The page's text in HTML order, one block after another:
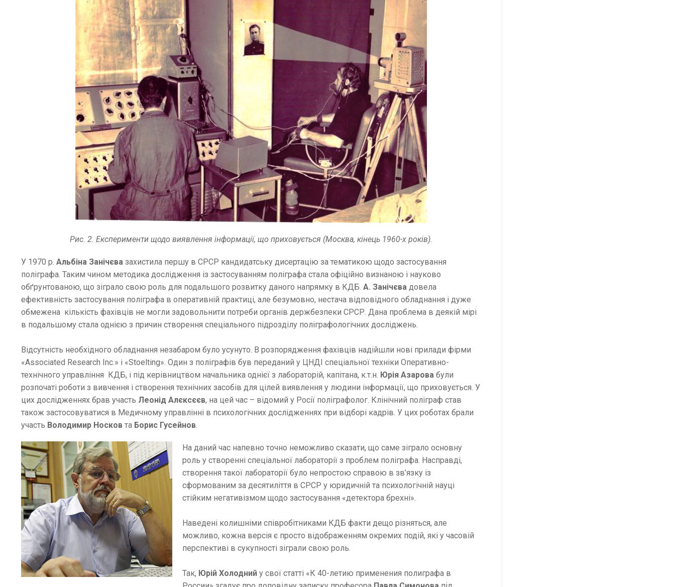
Рис. 2. Експерименти щодо виявлення інформації, що приховується (Москва, кінець 1960-х років).
У 1970 р. Альбіна Занічєва захистила першу в СРСР кандидатську дисертацію за тематикою щодо застосування
поліграфа. Таким чином методика дослідження із застосуванням поліграфа стала офіційно визнаною і науково
обґрунтованою, що зіграло свою роль для подальшого розвитку даного напрямку в КДБ. А. Занічєва довела
ефективність застосування поліграфа в оперативній практиці, але безумовно, нестача відповідного обладнання і дуже
обмежена кількість фахівців не могли задовольнити потреби органів держбезпеки СРСР. Дана проблема в деякій мірі
в подальшому стала однією з причин створення спеціального підрозділу поліграфологічних досліджень.
Відсутність необхідного обладнання незабаром було усунуто. В розпорядження фахівців надійшли нові прилади фірми
«Associated Research Inc.» і «Stoelting». Один з поліграфів був переданий у ЦНДІ спеціальної техніки Оперативно-
технічного управління КДБ, і під керівництвом начальника однієї з лабораторій, капітана, к.т.н. Юрія Азарова були
розпочаті роботи з вивчення і створення технічних засобів для цілей виявлення у людини інформації, що приховується. У
цих дослідженнях брав участь Леонід Алєксєєв, на цей час – відомий у Росії поліграфолог. Клінічний поліграф став
також застосовуватися в Медичному управлінні в психологічних дослідженнях при відборі кадрів. У цих роботах брали
участь Володимир Носков та Борис Гусейнов.
На даний час напевно точно неможливо сказати, що саме зіграло основну
роль у створенні спеціальної лабораторії з проблем поліграфа. Насправді,
створення такої лабораторії було непростою справою в зв’язку із
сформованим за десятиліття в СРСР у юридичній та психологічній науці
стійким негативізмом щодо застосування «детектора брехні».
Наведені колишніми співробітниками КДБ факти дещо різняться, але
можливо, кожна версія є просто відображенням окремих подій, які у часовій
перспективі в сукупності зіграли свою роль.
Так, Юрій Холодний у свої статті «К 40-летию применения полиграфа в